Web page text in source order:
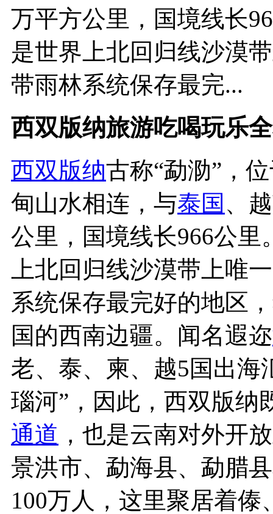
万平方公里，国境线长
是世界上北回归线沙漠
带雨林系统保存最完...
西双版纳旅游吃喝玩乐
西双版纳古称“勐泐”，
甸山水相连，与泰国 、
公里，国境线长966公
上北回归线沙漠带上唯
系统保存最完好的地区
国的西南边疆。闻名遐迩
老、泰、柬、越5国出海
瑙河”，因此，西双版纳
通道 ，也是云南对外开
景洪市、勐海县、勐腊
100万人，这里聚居着